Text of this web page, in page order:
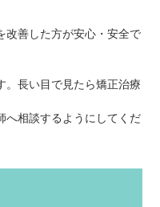
改善した方が安心・安全で
。長い目で見たら矯正治療
へ相談するようにしてくだ